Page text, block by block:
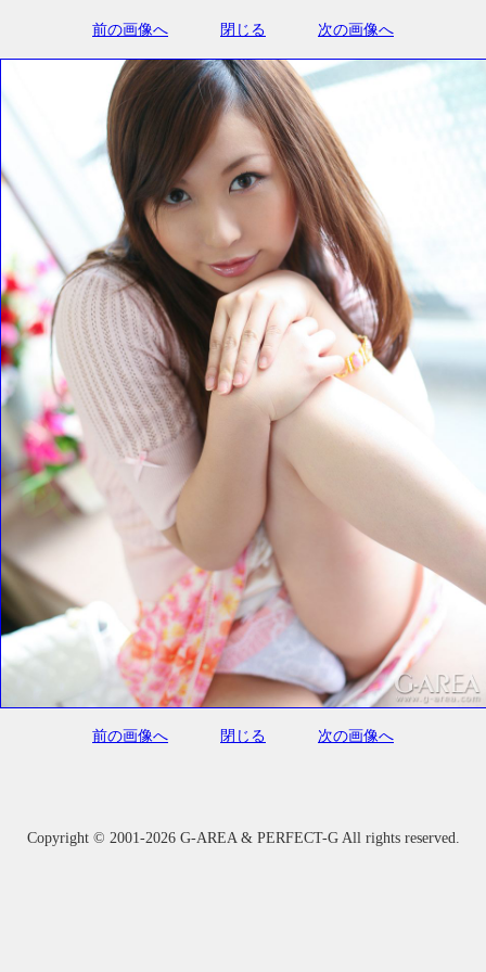
前の画像へ 閉じる 次の画像へ
前の画像へ 閉じる 次の画像へ
Copyright © 2001-2026 G-AREA & PERFECT-G All rights reserved.